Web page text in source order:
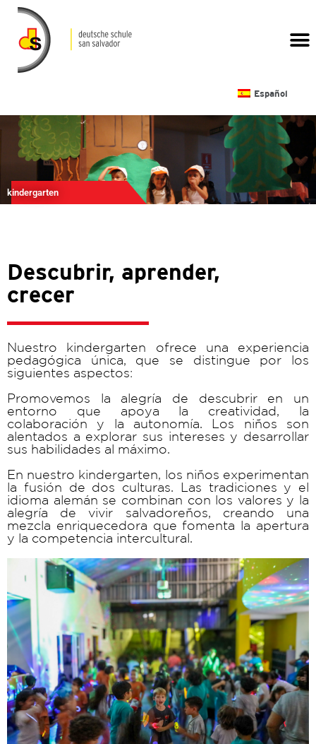
Español
kindergarten
Descubrir, aprender,
crecer
Nuestro kindergarten ofrece una experiencia
pedagógica única, que se distingue por los
siguientes aspectos:
Promovemos la alegría de descubrir en un
entorno que apoya la creatividad, la
colaboración y la autonomía. Los niños son
alentados a explorar sus intereses y desarrollar
sus habilidades al máximo.
En nuestro kindergarten, los niños experimentan
la fusión de dos culturas. Las tradiciones y el
idioma alemán se combinan con los valores y la
alegría de vivir salvadoreños, creando una
mezcla enriquecedora que fomenta la apertura
y la competencia intercultural.